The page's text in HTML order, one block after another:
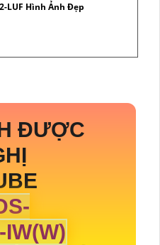
LUF Hình Ảnh Đẹp
ĐƯỢC